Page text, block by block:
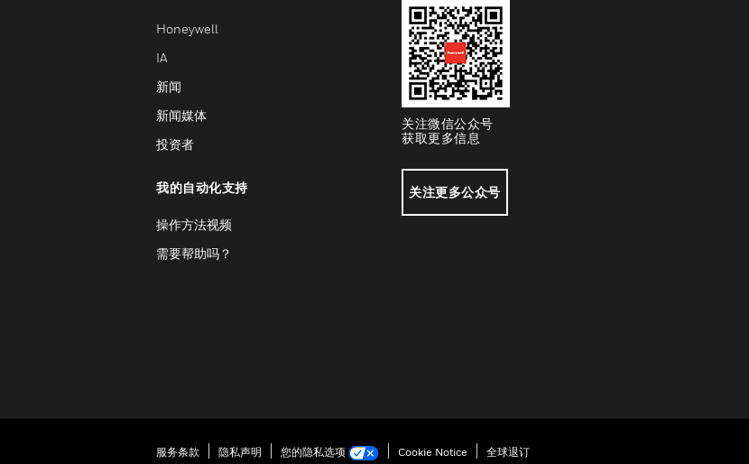
Honeywell
IA
新闻
新闻媒体
投资者
我的自动化支持
操作方法视频
需要帮助吗？
关注微信公众号
获取更多信息
关注更多公众号
服务条款 隐私声明 您的隐私选项 Cookie Notice 全球退订